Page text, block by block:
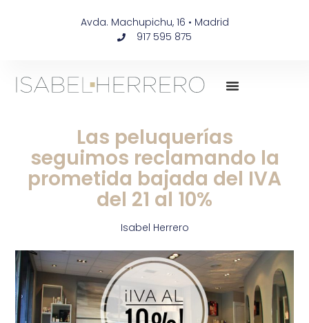
Avda. Machupichu, 16 • Madrid
917 595 875
Las peluquerías
seguimos reclamando la
prometida bajada del IVA
del 21 al 10%
Isabel Herrero